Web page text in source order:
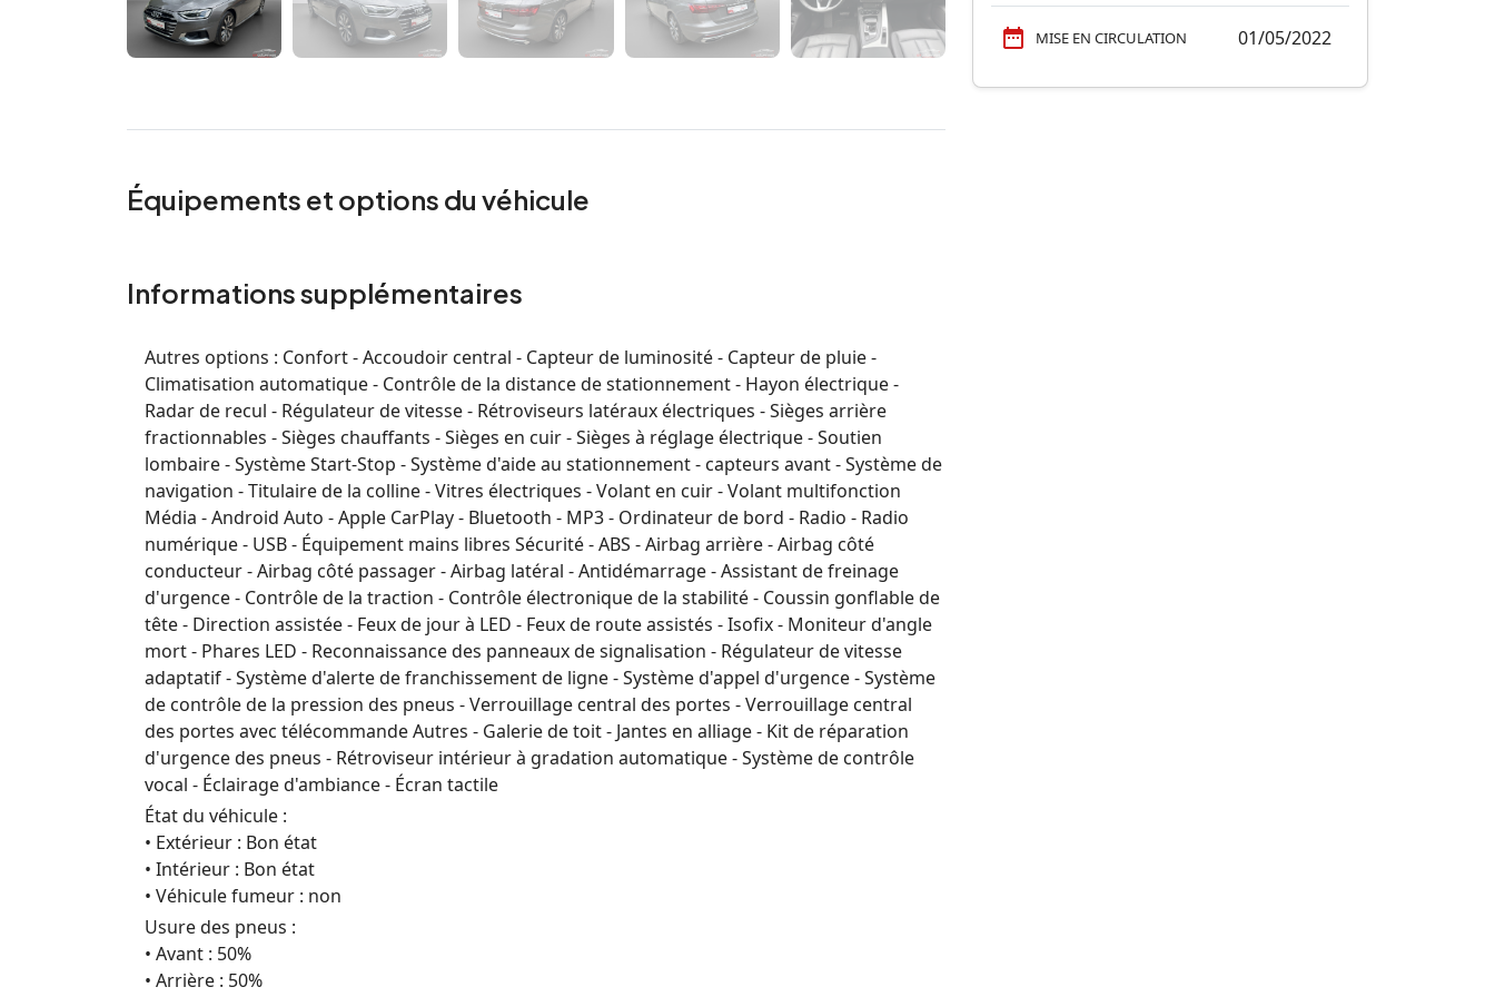
Équipements et options du véhicule
Informations supplémentaires
Autres options : Confort - Accoudoir central - Capteur de luminosité - Capteur de pluie -
Climatisation automatique - Contrôle de la distance de stationnement - Hayon électrique -
Radar de recul - Régulateur de vitesse - Rétroviseurs latéraux électriques - Sièges arrière
fractionnables - Sièges chauffants - Sièges en cuir - Sièges à réglage électrique - Soutien
lombaire - Système Start-Stop - Système d'aide au stationnement - capteurs avant - Système de
navigation - Titulaire de la colline - Vitres électriques - Volant en cuir - Volant multifonction
Média - Android Auto - Apple CarPlay - Bluetooth - MP3 - Ordinateur de bord - Radio - Radio
numérique - USB - Équipement mains libres Sécurité - ABS - Airbag arrière - Airbag côté
conducteur - Airbag côté passager - Airbag latéral - Antidémarrage - Assistant de freinage
d'urgence - Contrôle de la traction - Contrôle électronique de la stabilité - Coussin gonflable de
tête - Direction assistée - Feux de jour à LED - Feux de route assistés - Isofix - Moniteur d'angle
mort - Phares LED - Reconnaissance des panneaux de signalisation - Régulateur de vitesse
adaptatif - Système d'alerte de franchissement de ligne - Système d'appel d'urgence - Système
de contrôle de la pression des pneus - Verrouillage central des portes - Verrouillage central
des portes avec télécommande Autres - Galerie de toit - Jantes en alliage - Kit de réparation
d'urgence des pneus - Rétroviseur intérieur à gradation automatique - Système de contrôle
vocal - Éclairage d'ambiance - Écran tactile
État du véhicule :
• Extérieur : Bon état
• Intérieur : Bon état
• Véhicule fumeur : non
Usure des pneus :
• Avant : 50%
• Arrière : 50%
MISE EN CIRCULATION 01/05/2022